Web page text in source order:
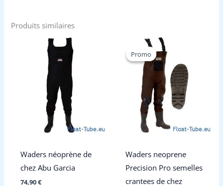
Produits similaires
Waders néoprène de
chez Abu Garcia
74,90€
Promo
Promo
Waders neoprene
Precision Pro semelles
crantees de chez